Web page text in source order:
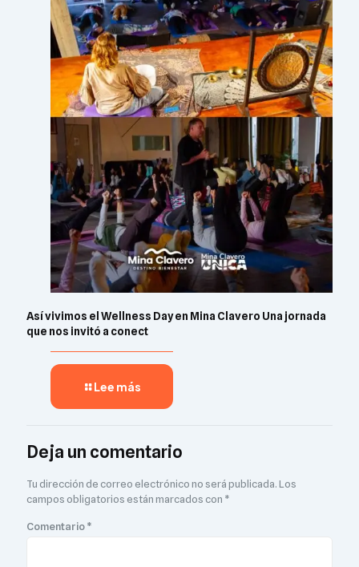
Así vivimos el Wellness Day en Mina Clavero Una jornada
que nos invitó a conect
Lee más
Deja un comentario
Tu dirección de correo electrónico no será publicada.Los
campos obligatorios están marcados con *
Comentario*